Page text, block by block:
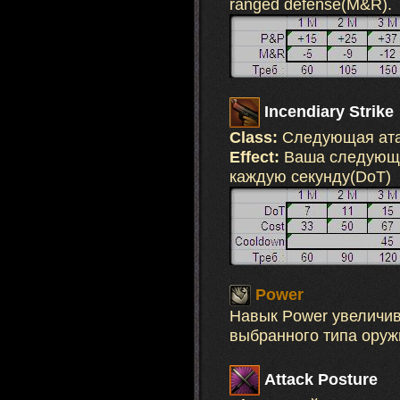
Incendiary Strike
Class: Следующая
Effect: Ваша
каждую секунду(DoT)
Power
Навык Power
выбранного типа
Attack Posture